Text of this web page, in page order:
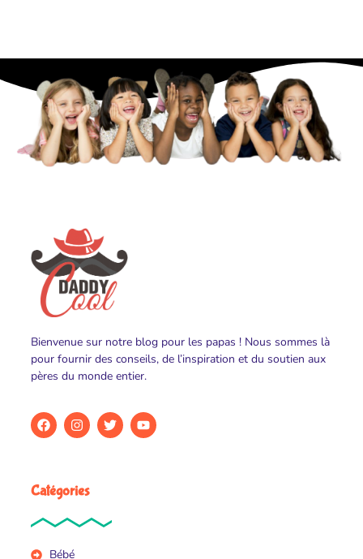
Bienvenue sur notre blog pour les papas ! Nous sommes là
pour fournir des conseils, de l’inspiration et du soutien aux
pères du monde entier.
Catégories
Bébé